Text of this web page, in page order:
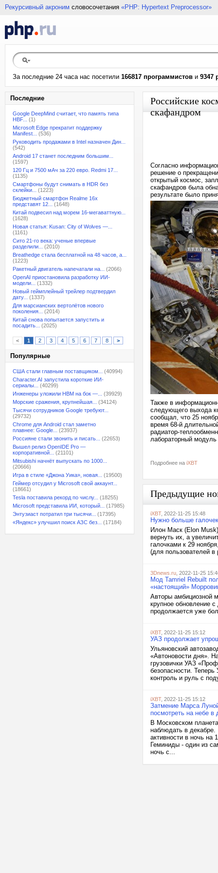
Рекурсивный акроним словосочетания «PHP: Hypertext Preprocessor»
За последние 24 часа нас посетили 166817 программистов и 9347
Последние
Google DeepMind считает, что память типа
HBF...
(1)
Microsoft Edge прекратит поддержку
Manifest...
(536)
Руководить продажами в Intel назначен Дин...
(542)
Android 17 станет последним большим...
(1597)
120 Гц и 7500 мАч за 220 евро. Redmi 17...
(1135)
Смартфоны будут снимать в HDR без
склейки...
(1223)
Бюджетный смартфон Realme 16x
представят 12...
(1648)
Китай подвесил над морем 16-мегаваттную...
(1628)
Новая статья: Kusan: City of Wolves —...
(1161)
Сито 21-го века: ученые впервые
разделили...
(2010)
Breathedge стала бесплатной на 48 часов, а...
(1223)
Ракетный двигатель напечатали на...
(2066)
OpenAI приостановила разработку ИИ-
модели...
(1332)
Новый геймплейный трейлер подтвердил
дату...
(1337)
Для марсианских вертолётов нового
поколения...
(2014)
Китай снова попытается запустить и
посадить...
(2025)
< 1 2 3 4 5 6 7 8 >
Популярные
США стали главным поставщиком...
(40994)
Character.AI запустила короткие ИИ-
сериалы...
(40299)
Инженеры уложили HBM на бок —...
(39929)
Морские сражения, крупнейшая...
(34124)
Тысячи сотрудников Google требуют...
(29732)
Chrome для Android стал заметно
плавнее: Google...
(23937)
Россияне стали звонить и писать...
(22653)
Вышел релиз OpenIDE Pro —
корпоративной...
(21101)
Mitsubishi начнёт выпускать по 1000...
(20666)
Игра в стиле «Джона Уика», новая...
(19500)
Геймер отсудил у Microsoft свой аккаунт...
(18661)
Tesla поставила рекорд по числу...
(18255)
Microsoft представила ИИ, который...
(17985)
Энтузиаст потратил три тысячи...
(17395)
«Яндекс» улучшил поиск АЗС без...
(17184)
Российские
скафандром
Согласно
решение о
открытый космос,
скафандров была
результате было
Также в
следующего выхода
сообщал, что 25
время 68-й
радиатор-
лабораторный модуль
Подробнее на iXBT
Предыдущие
iXBT, 2022-11-25 15:48
Нужно больше
Илон Маск (Elon
вернуть их, а
галочками к 29
(для пользователей в
3Dnews.ru , 2022-11-25
Мод Tamriel Rebuilt
«настоящий»
Авторы амбициозной
крупное обновление
продолжается уже
iXBT, 2022-11-25 15:12
УАЗ продолжает
Ульяновский
«Автоновости дня».
грузовички УАЗ
безопасности.
контроль и руль с
iXBT, 2022-11-25 15:12
Затмение Марса
посмотреть на небе в
В Московском
наблюдать в
активности в ночь на
Геминиды - один из
ночь с...